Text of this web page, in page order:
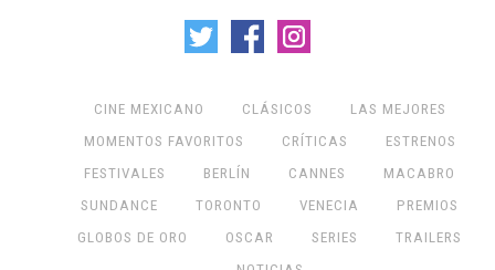
CINE MEXICANO CLÁSICOS
LAS MEJORES
MOMENTOS FAVORITOS
CRÍTICAS
ESTRENOS
FESTIVALES
BERLÍN CANNES
MACABRO
SUNDANCE
TORONTO VENECIA
PREMIOS
GLOBOS DE ORO
OSCAR SERIES
TRAILERS